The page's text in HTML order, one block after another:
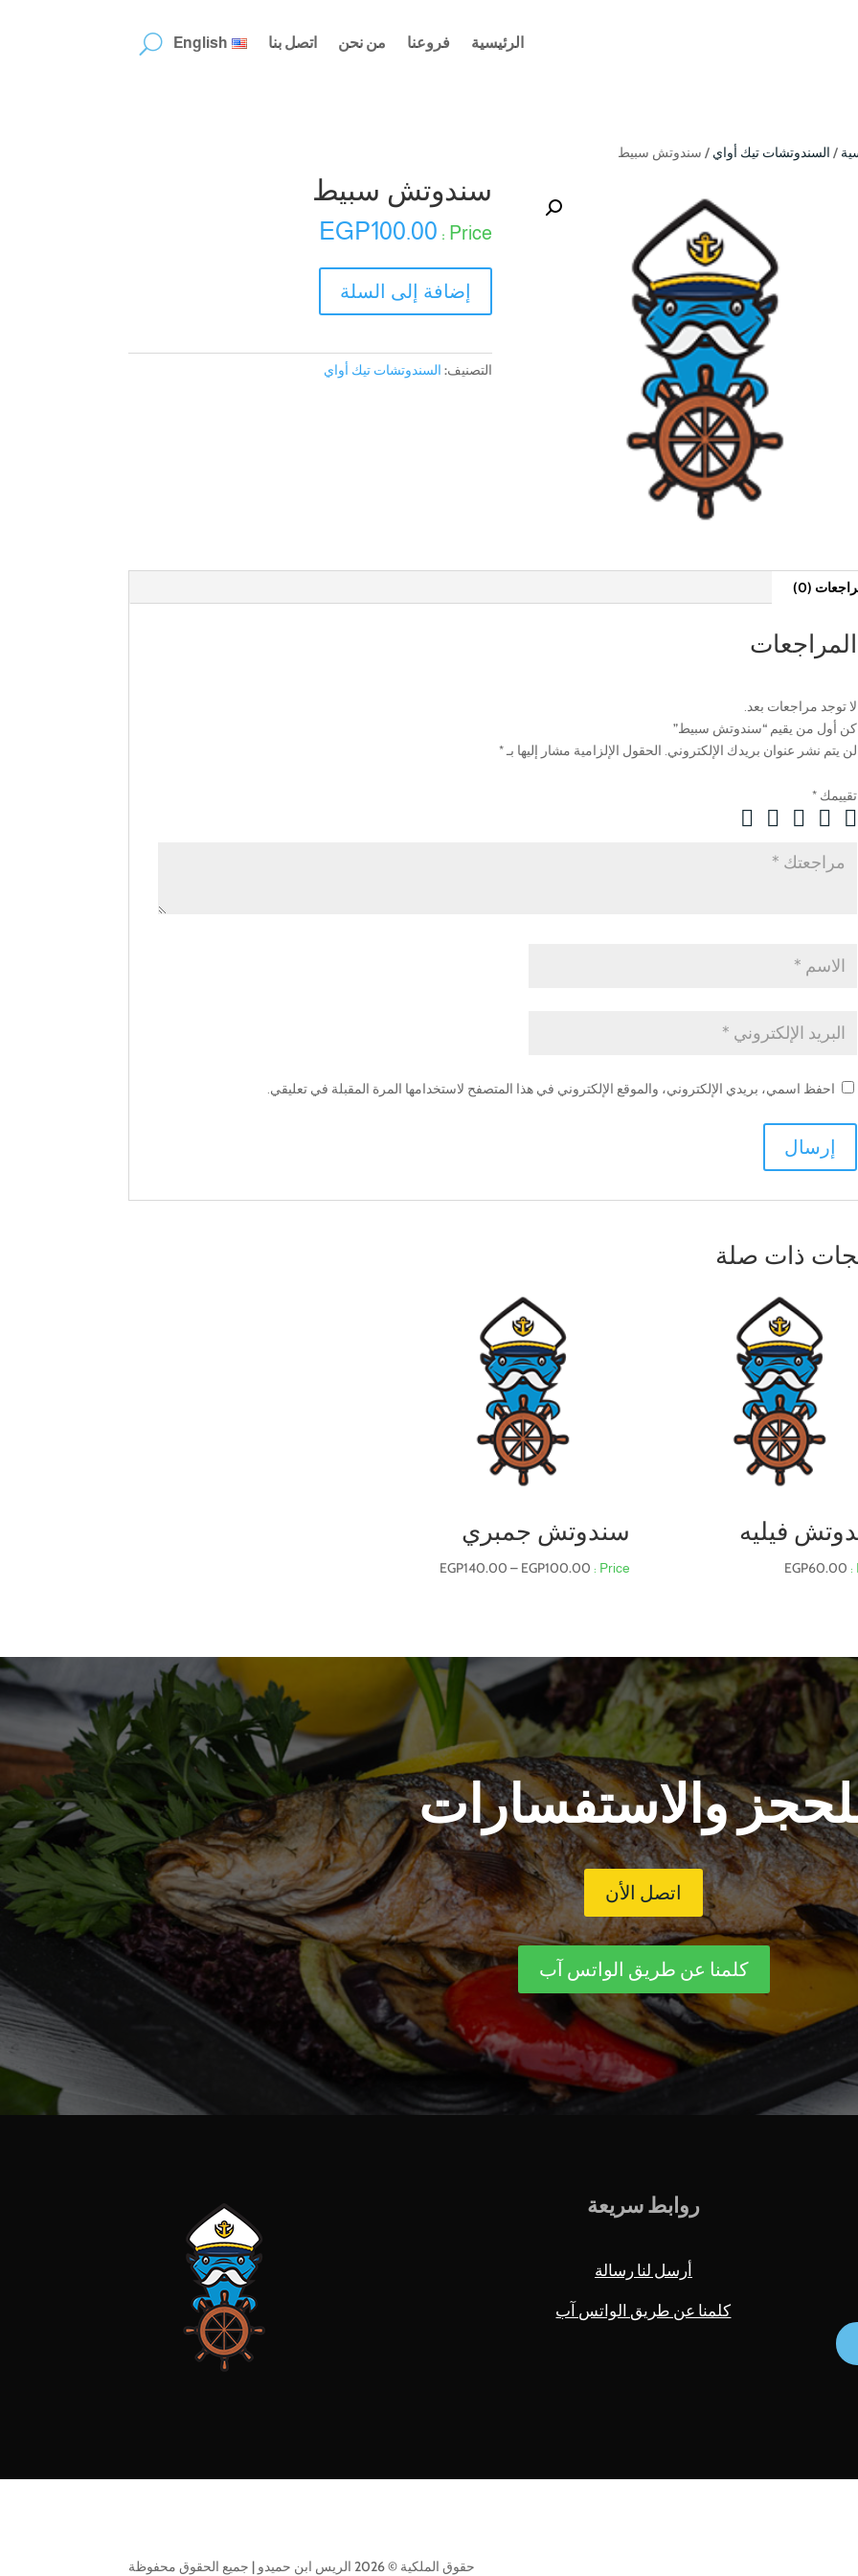
الرئيسية فروعنا من نحن اتصل بنا English
/ السندوتشات تيك أواي / سندوتش سبيط
سندوتش سبيط
EGP100.00
سندوتش
إضافة إلى السلة
التصنيف: السندوتشات تيك أواي
(0)
المراجعات
لا توجد مراجعات بعد.
كن أول من يقيم “سندوتش سبيط”
لن يتم نشر عنوان بريدك الإلكتروني. الحقول الإلزامية مشار إليها بـ*
تقييمك *
احفظ اسمي، بريدي الإلكتروني، والموقع الإلكتروني في هذا المتصفح لاستخدامها المرة المقبلة في تعليقي.
ذات صلة
فيليه
EGP60.00
سندوتش جمبري
EGP100.00
–
EGP140.00
نطاق
خلال
والاستفسارات
اتصل الأن
كلمنا عن طريق الواتس آب
روابط سريعة
أرسل لنا رسالة
كلمنا عن طريق الواتس آب
حقوق الملكية © 2026 الريس ابن حميدو | جميع الحقوق محفوظة